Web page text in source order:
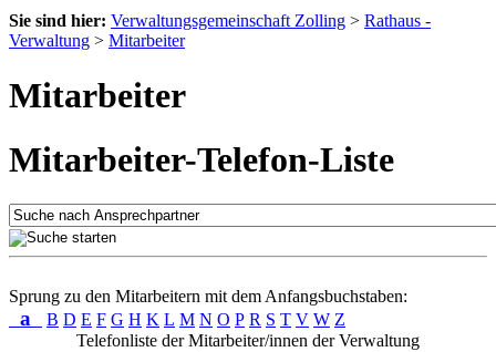
Sie sind hier: Verwaltungsgemeinschaft Zolling > Rathaus -
Verwaltung > Mitarbeiter
Mitarbeiter
Mitarbeiter-Telefon-Liste
Sprung zu den Mitarbeitern mit dem Anfangsbuchstaben:
a B D E F G H K L M N O P R S T V W Z
Telefonliste der Mitarbeiter/innen der Verwaltung